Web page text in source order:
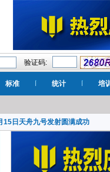
验证码:
标准 统计 培
15日天舟九号发射圆满成功